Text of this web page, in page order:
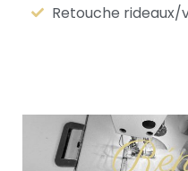
Retouche rideaux/